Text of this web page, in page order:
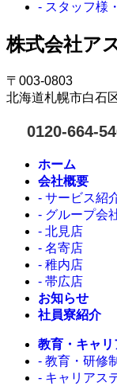
- スタッフ様
株式会社ア
〒003-0803
北海道札幌市白石
0120-664-
ホーム
会社概要
- サービス紹
- グループ会
- 北見店
- 名寄店
- 稚内店
- 帯広店
お知らせ
社員寮紹介
教育・キャリ
- 教育・研修
- キャリアス